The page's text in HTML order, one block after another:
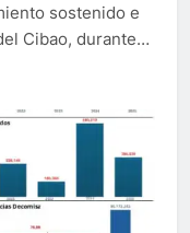
sostenido e
Cibao, durante…